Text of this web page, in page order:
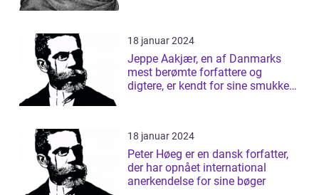
18 januar 2024
Jeppe Aakjær, en af Danmarks
mest berømte forfattere og
digtere, er kendt for sine smukke
18 januar 2024
Peter Høeg er en dansk forfatter,
der har opnået international
anerkendelse for sine bøger